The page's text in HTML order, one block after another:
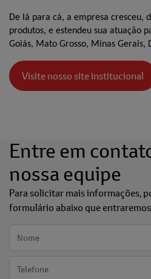
De lá para cá, a empresa cresceu,
produtos, e estendeu sua atuação
Goiás, Mato Grosso, Minas Gerais,
Visite nosso site institucional
Entre em
nossa equipe
Para solicitar mais informações,
formulário abaixo que